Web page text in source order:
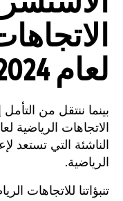
لعام 2024
بينما ننتقل من
الناشئة التي تستعد
الرياضية.
تنبؤاتنا للاتجاهات